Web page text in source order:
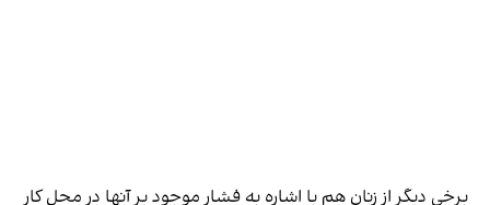
برخی دیگر از زنان هم با اشاره به فشار موجود بر آنها در محل کار